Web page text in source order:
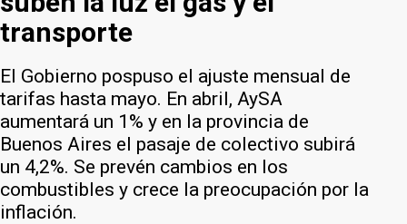
transporte
El Gobierno pospuso el ajuste mensual de
tarifas hasta mayo. En abril, AySA
aumentará un 1% y en la provincia de
Buenos Aires el pasaje de colectivo subirá
un 4,2%. Se prevén cambios en los
combustibles y crece la preocupación por la
inflación.